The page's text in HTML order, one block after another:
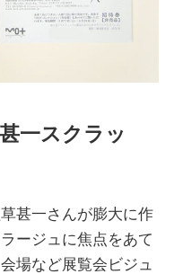
一スクラッ
甚一さんが膨大に作
ージュに焦点をあて
場など展覧会ビジュ